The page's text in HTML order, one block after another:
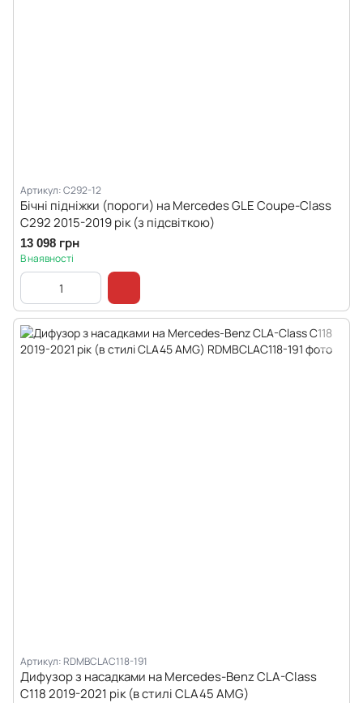
Артикул: C292-12
Бічні підніжки (пороги) на Mercedes GLE Coupe-Class
C292 2015-2019 рік (з підсвіткою)
13 098 грн
В наявності
Артикул: RDMBCLAC118-191
Дифузор з насадками на Mercedes-Benz CLA-Class
C118 2019-2021 рік (в стилі CLA45 AMG)